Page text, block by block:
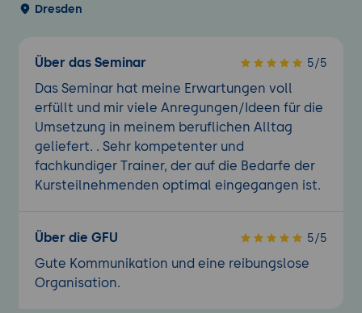
Dresden
Über das Seminar 5/5
Das Seminar hat meine Erwartungen voll
erfüllt und mir viele Anregungen/Ideen für die
Umsetzung in meinem beruflichen Alltag
geliefert. . Sehr kompetenter und
fachkundiger Trainer, der auf die Bedarfe der
Kursteilnehmenden optimal eingegangen ist.
Über die GFU 5/5
Gute Kommunikation und eine reibungslose
Organisation.